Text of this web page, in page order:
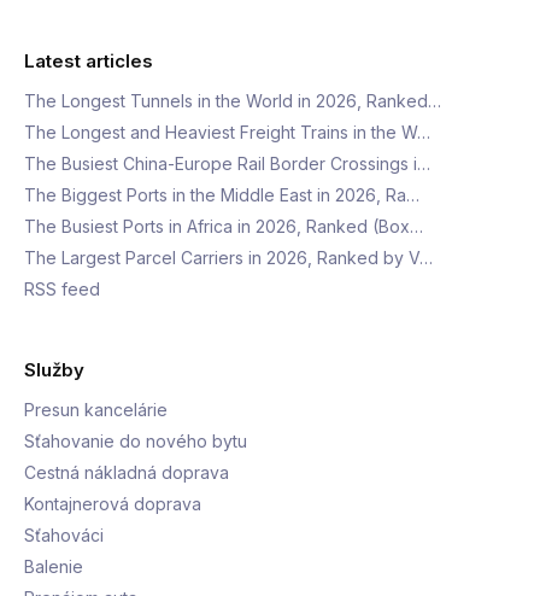
Latest articles
The Longest Tunnels in the World in 2026, Ranked…
The Longest and Heaviest Freight Trains in the W…
The Busiest China-Europe Rail Border Crossings i…
The Biggest Ports in the Middle East in 2026, Ra…
The Busiest Ports in Africa in 2026, Ranked (Box…
The Largest Parcel Carriers in 2026, Ranked by V…
RSS feed
Služby
Presun kancelárie
Sťahovanie do nového bytu
Cestná nákladná doprava
Kontajnerová doprava
Sťahováci
Balenie